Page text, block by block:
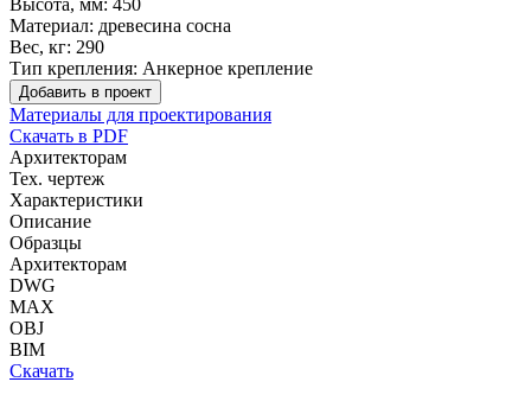
Материал: древесина сосна
Вес, кг: 290
Тип крепления: Анкерное крепление
Добавить в проект
Материалы для проектирования
Скачать в PDF
Архитекторам
Тех. чертеж
Характеристики
Описание
Образцы
Архитекторам
DWG
MAX
OBJ
BIM
Скачать